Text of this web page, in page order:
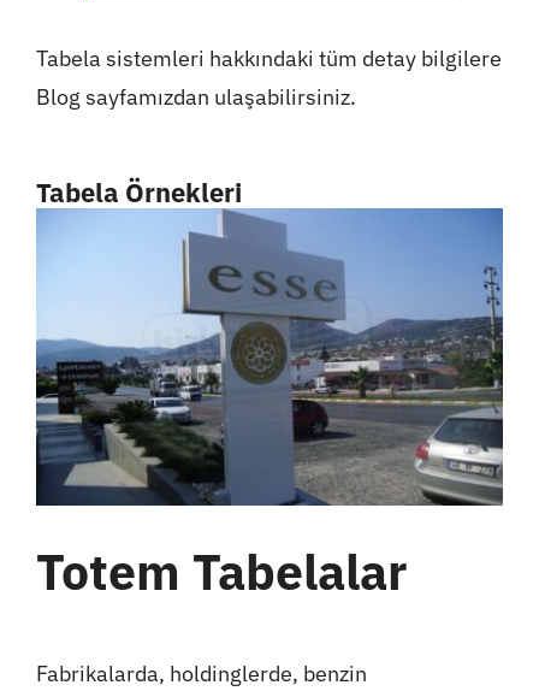
Tabela sistemleri hakkındaki tüm detay bilgilere
Blog sayfamızdan ulaşabilirsiniz.
Tabela Örnekleri
Totem Tabelalar
Fabrikalarda, holdinglerde, benzin